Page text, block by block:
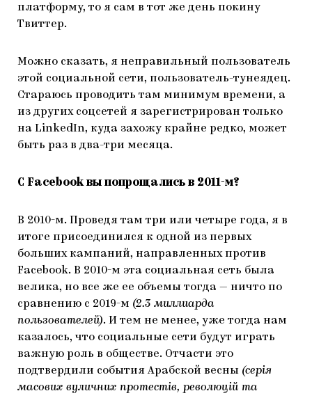
платформу, то я сам в тот же день покину
Твиттер.
Можно сказать, я неправильный пользователь
этой социальной сети, пользователь-тунеядец.
Стараюсь проводить там минимум времени, а
из других соцсетей я зарегистрирован только
на LinkedIn, куда захожу крайне редко, может
быть раз в два-три месяца.
С Facebook вы попрощались в 2011-м?
В 2010-м. Проведя там три или четыре года, я в
итоге присоединился к одной из первых
больших кампаний, направленных против
Facebook. В 2010-м эта социальная сеть была
велика, но все же ее объемы тогда — ничто по
сравнению с 2019-м (2.3 миллиарда
пользователей). И тем не менее, уже тогда нам
казалось, что социальные сети будут играть
важную роль в обществе. Отчасти это
подтвердили события Арабской весны (серія
масових вуличних протестів, революцій та